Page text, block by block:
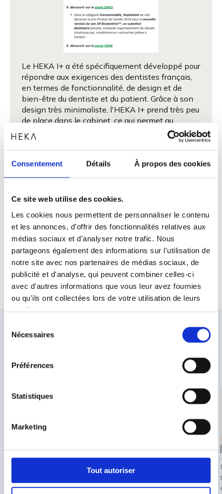
Consentement Détails À propos des cookies
Ce site web utilise des cookies.
Les cookies nous permettent de personnaliser le contenu
et les annonces, d'offrir des fonctionnalités relatives aux
médias sociaux et d'analyser notre trafic. Nous
partageons également des informations sur l'utilisation de
notre site avec nos partenaires de médias sociaux, de
publicité et d'analyse, qui peuvent combiner celles-ci
avec d'autres informations que vous leur avez fournies
ou qu'ils ont collectées lors de votre utilisation de leurs
services.
Nécessaires
Préférences
Statistiques
Marketing
Tout autoriser
Le HEKA I+ a été spécifiquement développé pour
répondre aux exigences des dentistes français,
en termes de fonctionnalité, de design et de
bien-être du dentiste et du patient. Grâce à son
design très minimaliste, l'HEKA I+ prend très peu
de place dans le cabinet, ce qui permet au
dentiste et à l'assistante de travailler
confortablement.
Partager l'article:
Avez-vous des questions ou souhaitez-
vous en savoir plus sur nos produits ?
Contact
Lire plus d'articles
3/8/2026
Tuyaux d'instrument
8/7/2026
Impilo acquiert HEKA
Dental